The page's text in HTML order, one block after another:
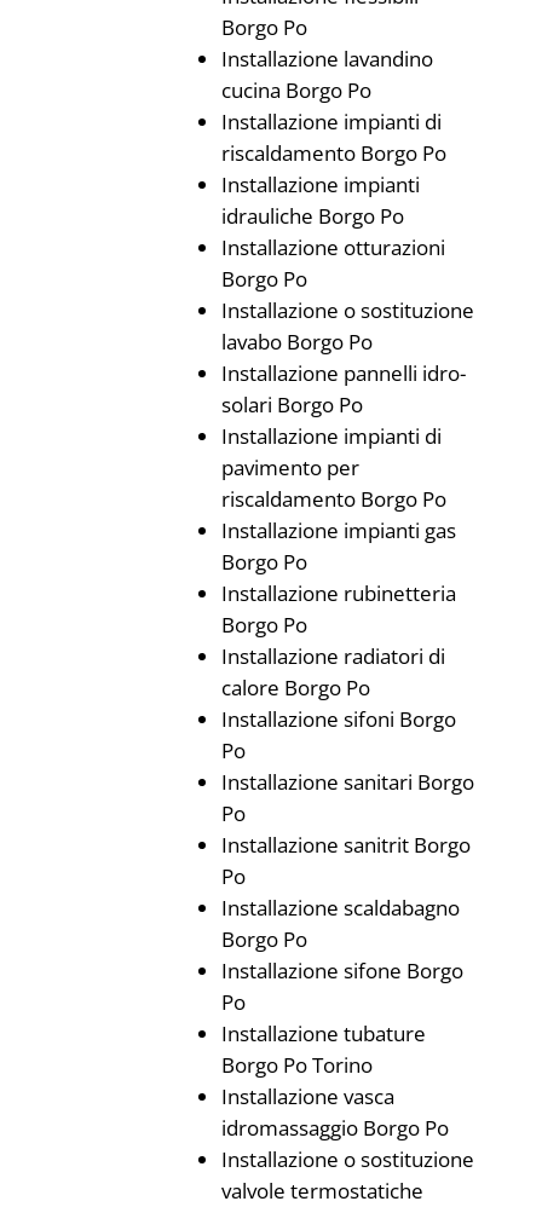
Borgo Po
Installazione lavandino
cucina Borgo Po
Installazione impianti di
riscaldamento Borgo Po
Installazione impianti
idrauliche Borgo Po
Installazione otturazioni
Borgo Po
Installazione o sostituzione
lavabo Borgo Po
Installazione pannelli idro-
solari Borgo Po
Installazione impianti di
pavimento per
riscaldamento Borgo Po
Installazione impianti gas
Borgo Po
Installazione rubinetteria
Borgo Po
Installazione radiatori di
calore Borgo Po
Installazione sifoni Borgo
Po
Installazione sanitari Borgo
Po
Installazione sanitrit Borgo
Po
Installazione scaldabagno
Borgo Po
Installazione sifone Borgo
Po
Installazione tubature
Borgo Po Torino
Installazione vasca
idromassaggio Borgo Po
Installazione o sostituzione
valvole termostatiche